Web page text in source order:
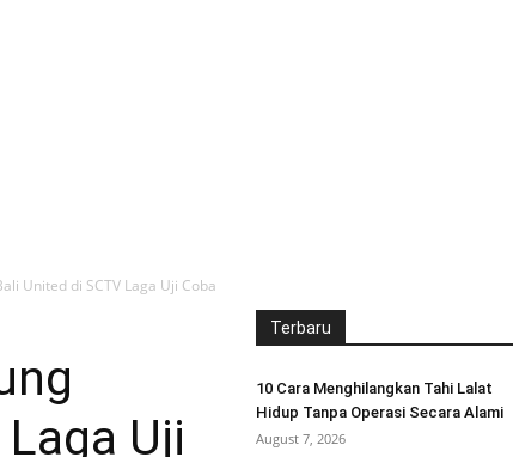
United di SCTV Laga Uji Coba
Uji
Terbaru
10 Cara Menghilangkan Tahi Lalat
Hidup Tanpa Operasi Secara Alami
August 7, 2026